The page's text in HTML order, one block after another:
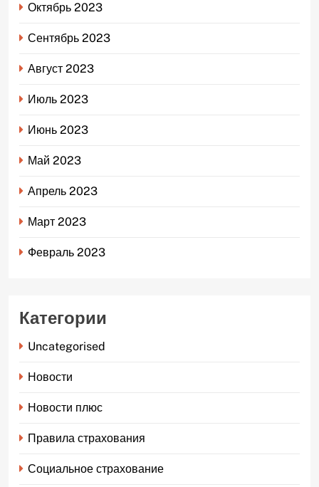
Октябрь 2023
Сентябрь 2023
Август 2023
Июль 2023
Июнь 2023
Май 2023
Апрель 2023
Март 2023
Февраль 2023
Категории
Uncategorised
Новости
Новости плюс
Правила страхования
Социальное страхование